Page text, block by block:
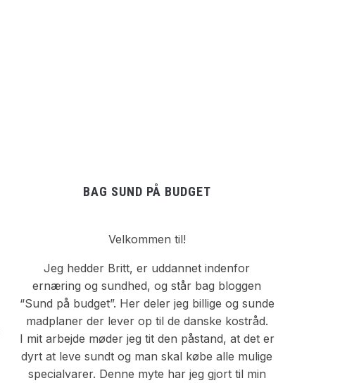
BAG SUND PÅ BUDGET
Velkommen til!
Jeg hedder Britt, er uddannet indenfor
ernæring og sundhed, og står bag bloggen
“Sund på budget”. Her deler jeg billige og sunde
madplaner der lever op til de danske kostråd.
I mit arbejde møder jeg tit den påstand, at det er
dyrt at leve sundt og man skal købe alle mulige
specialvarer. Denne myte har jeg gjort til min